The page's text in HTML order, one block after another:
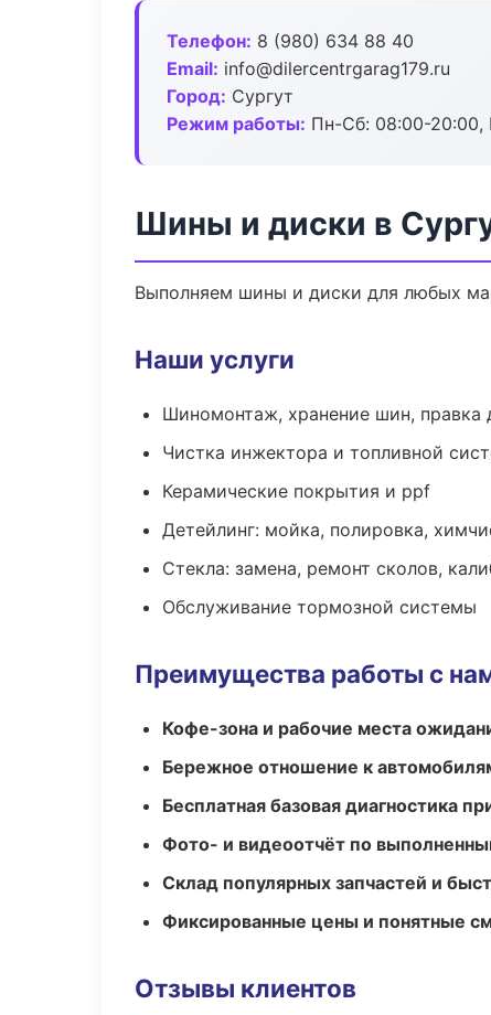
Телефон: 8 (980) 634 88 40
Email: info@dilercentrgarag179.ru
Город: Сургут
Режим работы: Пн-Сб: 08:00-20:00,
Шины и диски в
Выполняем шины и диски для любых
Наши услуги
Шиномонтаж, хранение шин, правка
Чистка инжектора и топливной
Керамические покрытия и ppf
Детейлинг: мойка, полировка,
Стекла: замена, ремонт сколов,
Обслуживание тормозной системы
Преимущества работы с
Кофе-зона и рабочие места
Бережное отношение к
Бесплатная базовая диагностика
Фото- и видеоотчёт по
Склад популярных запчастей и
Фиксированные цены и понятные
Отзывы клиентов